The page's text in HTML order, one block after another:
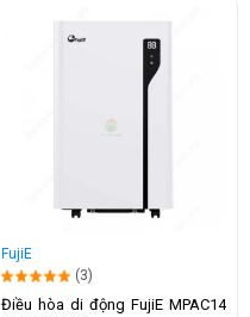
FujiE
(3)
Điều hòa di động FujiE MPAC14